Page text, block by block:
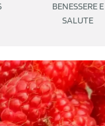
BENESSERE E
SALUTE